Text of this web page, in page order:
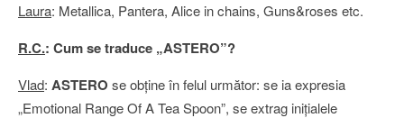
Laura: Metallica, Pantera, Alice in chains, Guns&roses etc.
R.C.: Cum se traduce „ASTERO”?
Vlad: ASTERO se obţine în felul următor: se ia expresia
„Emotional Range Of A Tea Spoon”, se extrag iniţialele